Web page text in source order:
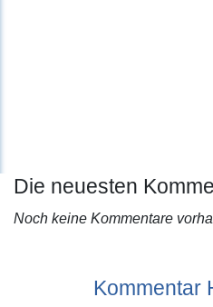
Die neuesten
Noch keine Kommentare
Kommentar